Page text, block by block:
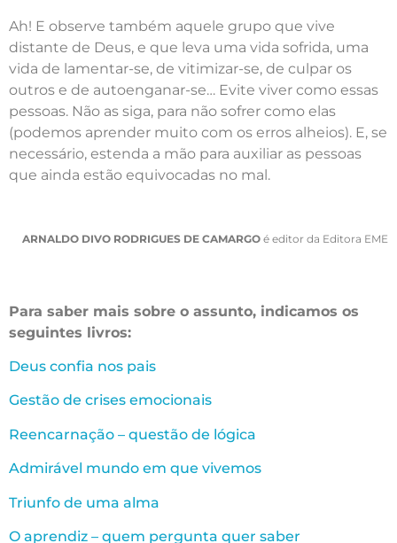
Ah! E observe também aquele grupo que vive
distante de Deus, e que leva uma vida sofrida, uma
vida de lamentar-se, de vitimizar-se, de culpar os
outros e de autoenganar-se… Evite viver como essas
pessoas. Não as siga, para não sofrer como elas
(podemos aprender muito com os erros alheios). E, se
necessário, estenda a mão para auxiliar as pessoas
que ainda estão equivocadas no mal.
ARNALDO DIVO RODRIGUES DE CAMARGO é editor da Editora EME
Para saber mais sobre o assunto, indicamos os
seguintes livros:
Deus confia nos pais
Gestão de crises emocionais
Reencarnação – questão de lógica
Admirável mundo em que vivemos
Triunfo de uma alma
O aprendiz – quem pergunta quer saber